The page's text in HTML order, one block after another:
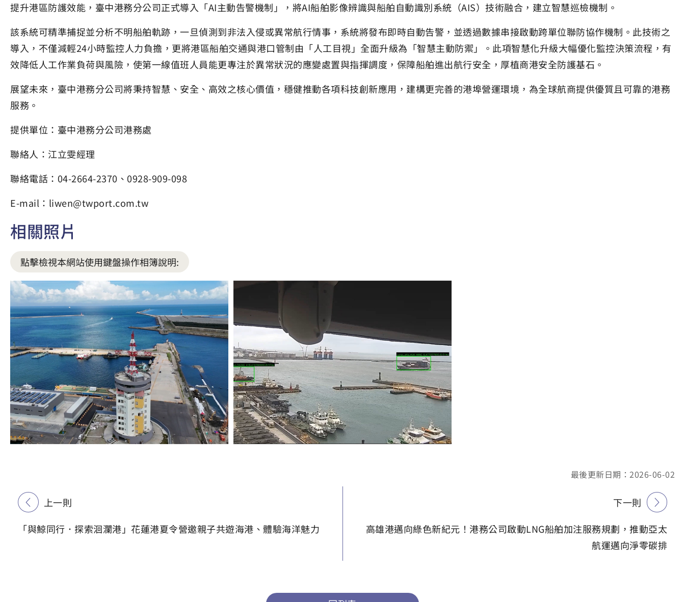
提升港區防護效能，臺中港務分公司正式導入「AI主動告警機制」，將AI船舶影像辨識與船舶自動識別系統（AIS）技術融合，建立智慧巡檢機制。
該系統可精準捕捉並分析不明船舶軌跡，一旦偵測到非法入侵或異常航行情事，系統將發布即時自動告警，並透過數據串接啟動跨單位聯防協作機制。此技術之
導入，不僅減輕24小時監控人力負擔，更將港區船舶交通與港口管制由「人工目視」全面升級為「智慧主動防禦」。此項智慧化升級大幅優化監控決策流程，有
效降低人工作業負荷與風險，使第一線值班人員能更專注於異常狀況的應變處置與指揮調度，保障船舶進出航行安全，厚植商港安全防護基石。
展望未來，臺中港務分公司將秉持智慧、安全、高效之核心價值，穩健推動各項科技創新應用，建構更完善的港埠營運環境，為全球航商提供優質且可靠的港務
服務。
提供單位：臺中港務分公司港務處
聯絡人：江立雯經理
聯絡電話：04-2664-2370、0928-909-098
E-mail：liwen@twport.com.tw
相關照片
點擊檢視本網站使用鍵盤操作相簿說明:
最後更新日期：2026-06-02
上一則
「與鯨同行．探索洄瀾港」花蓮港夏令營邀親子共遊海港、體驗海洋魅力
下一則
高雄港邁向綠色新紀元！港務公司啟動LNG船舶加注服務規劃，推動亞太
航運邁向淨零碳排